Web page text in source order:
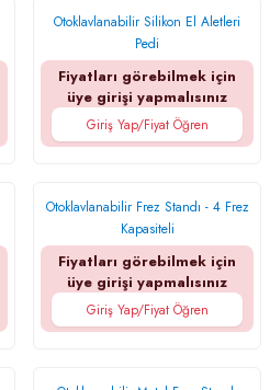
Otoklavlanabilir Silikon El Aletleri
Pedi
Fiyatları görebilmek için
üye girişi yapmalısınız
Giriş Yap/Fiyat Öğren
Otoklavlanabilir Frez Standı - 4 Frez
Kapasiteli
Fiyatları görebilmek için
üye girişi yapmalısınız
Giriş Yap/Fiyat Öğren